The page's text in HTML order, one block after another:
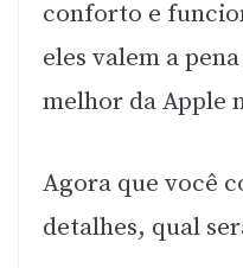
conforto e
eles valem a
melhor da Apple
Agora que você
detalhes, qual